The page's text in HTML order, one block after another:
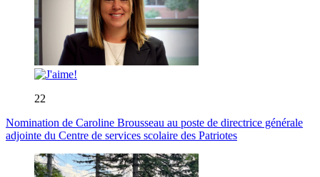
22
Nomination de Caroline Brousseau au poste de directrice générale
adjointe du Centre de services scolaire des Patriotes